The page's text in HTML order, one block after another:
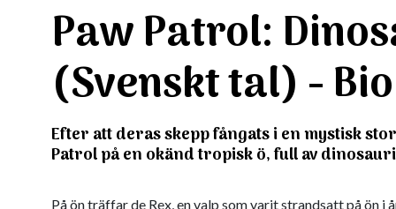
Paw Patrol:
(Svenskt tal) -
Efter att deras skepp fångats i en mystisk
Patrol på en okänd tropisk ö, full av
På ön träffar de Rex, en valp som varit strandsatt på ön